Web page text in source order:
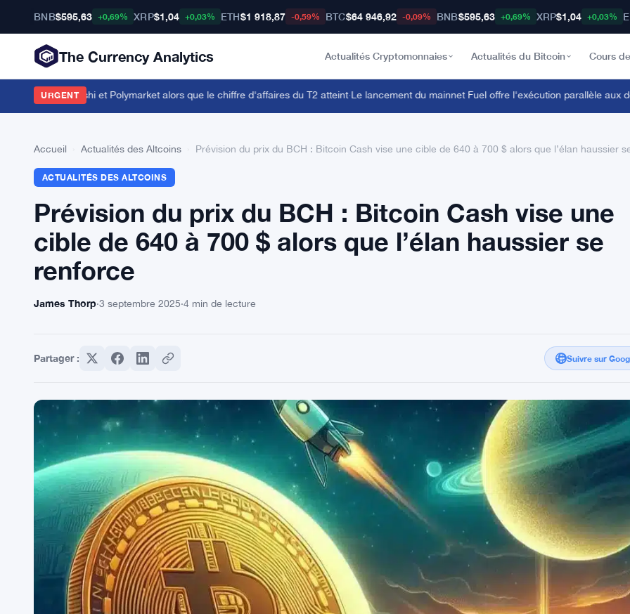
BNB$595,63 +0,69% XRP$1,04 +0,03% ETH$1 918,87 -0,59% BTC$64 946,92 -0,09% BNB$595,63 +0,69% XRP$1,04 +0,03%
The Currency Analytics Actualités Cryptomonnaies Actualités du Bitcoin Cours
URGENT
avec Kalshi et Polymarket alors que le chiffre d'affaires du T2 atteint·Le lancement du mainnet Fuel offre l'exécution parallèle aux
Accueil Actualités des Altcoins Prévision du prix du BCH : Bitcoin Cash vise une cible de 640 à 700 $ alors que l’élan haussier
ACTUALITÉS DES ALTCOINS
Prévision du prix du BCH : Bitcoin Cash vise une
cible de 640 à 700 $ alors que l’élan haussier se
renforce
James Thorp·3 septembre 2025·4 min de lecture
Partager : Suivre sur